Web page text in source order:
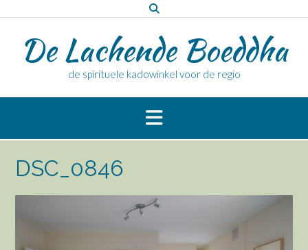
naar
inhoudDe Lachende Boeddha
de spirituele kadowinkel voor de regio
DSC_0846